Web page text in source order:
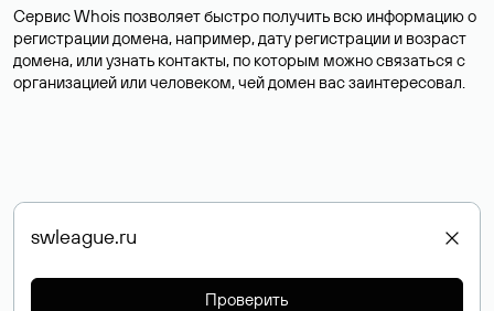
Сервис Whois позволяет быстро получить всю информацию о
регистрации домена, например, дату регистрации и возраст
домена, или узнать контакты, по которым можно связаться с
организацией или человеком, чей домен вас заинтересовал.
Проверить